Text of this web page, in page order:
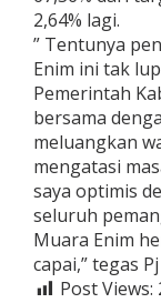
2,64% lagi.
” Tentunya
Enim ini tak
Pemerintah
bersama
meluangkan
mengatasi
saya optimis
seluruh
Muara Enim
capai,” tegas
Post Views: